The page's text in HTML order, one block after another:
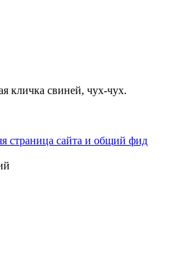
свиней, чух-чух.
страница сайта и общий фид